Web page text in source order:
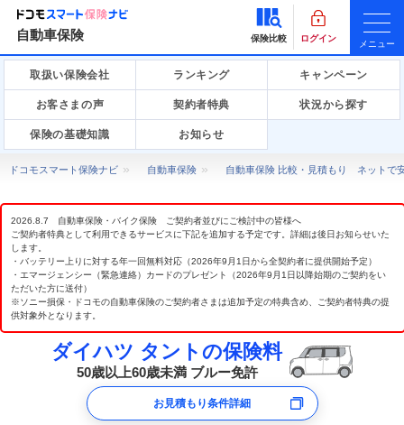
自動車保険 保険比較 ログイン
メニュー
取扱い保険会社 ランキング キャンペーン
お客さまの声 契約者特典 状況から探す
保険の基礎知識 お知らせ
ドコモスマート保険ナビ 自動車保険 自動車保険 比較・見積もり ネットで
2026.8.7 自動車保険・バイク保険 ご契約者並びにご検討中の皆様へ
ご契約者特典として利用できるサービスに下記を追加する予定です。詳細は後日お知らせいた
します。
・バッテリー上りに対する年一回無料対応（2026年9月1日から全契約者に提供開始予定）
・エマージェンシー（緊急連絡）カードのプレゼント（2026年9月1日以降始期のご契約をい
ただいた方に送付）
※ソニー損保・ドコモの自動車保険のご契約者さまは追加予定の特典含め、ご契約者特典の提
供対象外となります。
ダイハツ タントの保険料
50歳以上60歳未満 ブルー免許
お見積もり条件詳細